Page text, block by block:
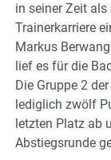
in seiner Zeit als
Trainerkarriere
Markus
lief es für die
Die Gruppe 2
lediglich zwölf
letzten Platz ab
Abstiegsrunde